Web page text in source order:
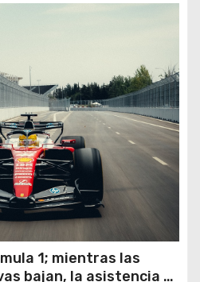
1; mientras las
bajan, la asistencia a